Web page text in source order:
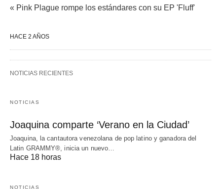
« Pink Plague rompe los estándares con su EP 'Fluff'
HACE 2 AÑOS
NOTICIAS RECIENTES
NOTICIAS
Joaquina comparte ‘Verano en la Ciudad’
Joaquina, la cantautora venezolana de pop latino y ganadora del
Latin GRAMMY®, inicia un nuevo…
Hace 18 horas
NOTICIAS